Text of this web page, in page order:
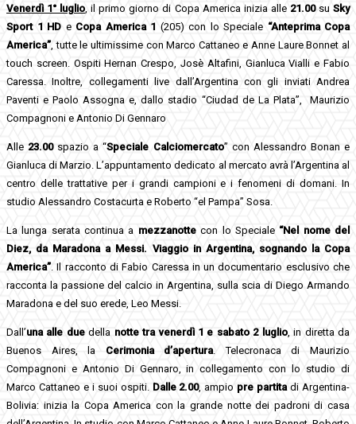
Venerdì 1° luglio , il primo giorno di Copa America inizia alle 21.00suSky
Sport 1 HD e Copa America 1 (205) con lo Speciale “Anteprima Copa
America” , tutte le ultimissime con Marco Cattaneo e Anne Laure Bonnet al
touch screen. Ospiti Hernan Crespo, Josè Altafini, Gianluca Vialli e Fabio
Caressa. Inoltre,
collegamenti live dall’Argentina con gli inviati Andrea
Paventi e Paolo Assogna e, dallo stadio “Ciudad de La Plata”, Maurizio
Compagnoni e Antonio Di Gennaro
Alle 23.00spazio a “Speciale Calciomercato” con Alessandro Bonan e
Gianluca di Marzio. L’appuntamento dedicato al mercato avrà l’Argentina al
centro delle trattative per i grandi campioni e i fenomeni di domani. In
studio Alessandro Costacurta e Roberto “el Pampa” Sosa.
La lunga serata continua a mezzanottecon lo Speciale “Nel nome del
Diez, da Maradona a Messi. Viaggio in Argentina, sognando la Copa
America” . Il racconto di Fabio Caressa in un documentario esclusivo che
racconta la passione del calcio in Argentina, sulla scia di Diego Armando
Maradona e del suo erede, Leo Messi.
Dall’una alle duedella notte tra venerdì 1 e sabato 2 luglio, in diretta da
Buenos Aires, la Cerimonia d’apertura. Telecronaca di Maurizio
Compagnoni e Antonio Di Gennaro, in collegamento con lo studio di
Marco Cattaneo e i suoi ospiti. Dalle 2.00, ampio pre partita di Argentina-
Bolivia: inizia la Copa America con la grande notte dei padroni di casa